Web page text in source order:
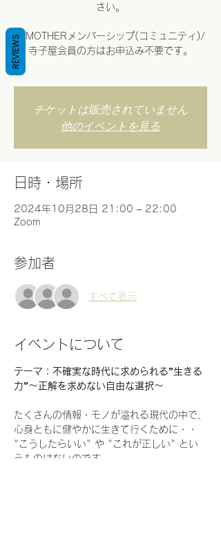
さい。
※MOTHERメンバーシップ(コミュニティ)/
寺子屋会員の方はお申込み不要です。
チケットは販売されていません
他のイベントを見る
日時・場所
2024年10月28日 21:00 – 22:00
Zoom
参加者
すべて表示
イベントについて
テーマ：不確実な時代に求められる”生きる
力”～正解を求めない自由な選択～
たくさんの情報・モノが溢れる現代の中で、
心身ともに健やかに生きて行くために・・
"こうしたらいい" や "これが正しい" とい
うものはないのです。
REVIEWS